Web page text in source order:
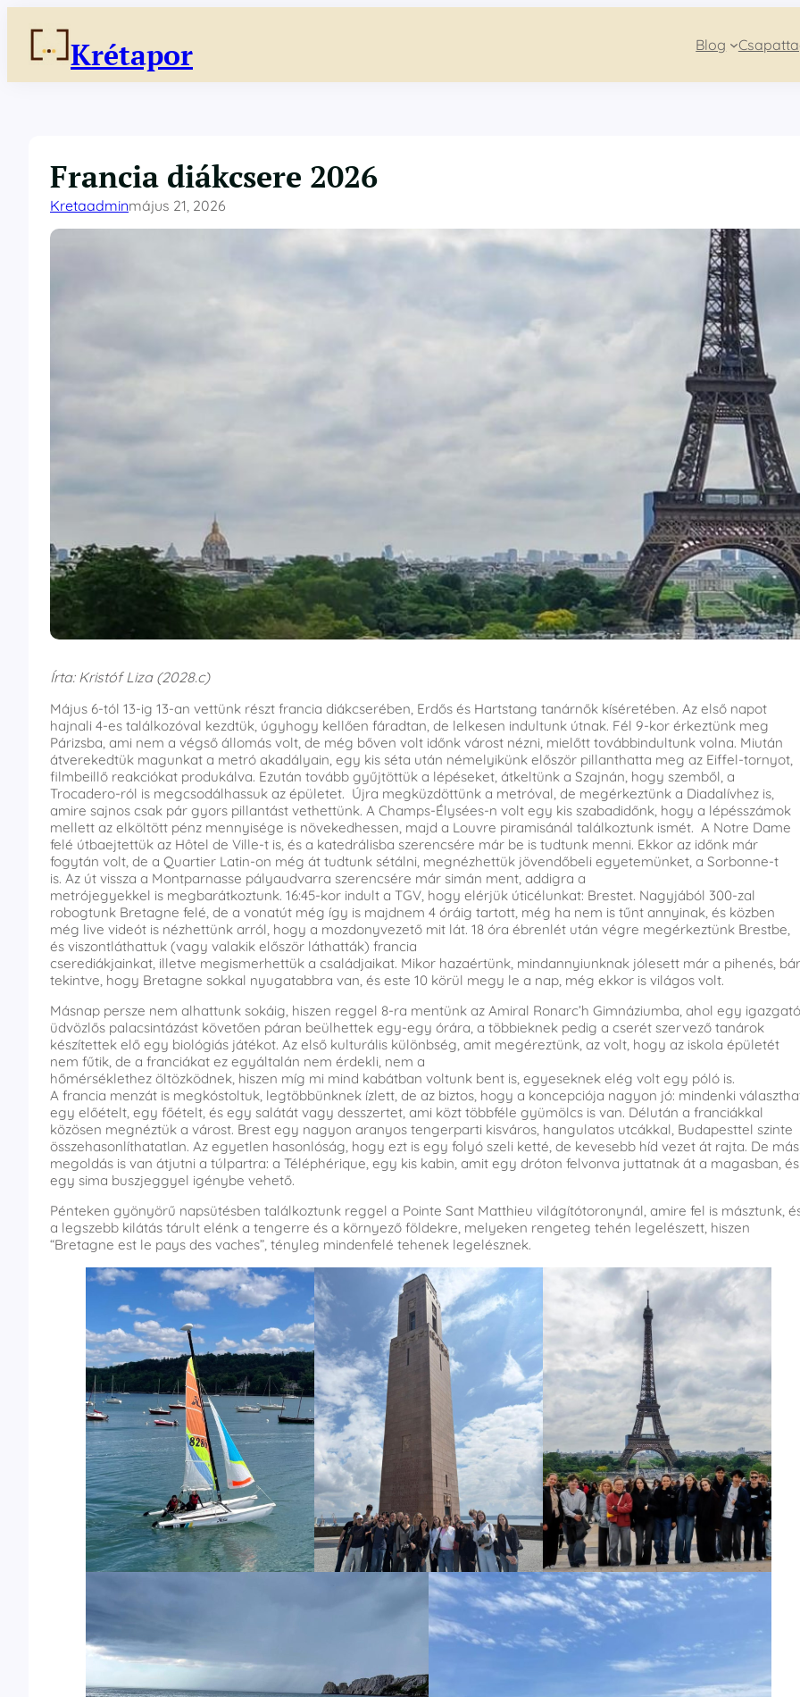
tartalomhozKrétapor Blog
Francia diákcsere 2026
Kretaadminmájus 21, 2026
Írta: Kristóf Liza (2028.c)
Május 6-tól 13-ig 13-an vettünk részt francia diákcserében, Erdős és Hartstang tanárnők kíséretében. Az első napot
hajnali 4-es találkozóval kezdtük, úgyhogy kellően fáradtan, de lelkesen indultunk útnak. Fél 9-kor érkeztünk meg
Párizsba, ami nem a végső állomás volt, de még bőven volt időnk várost nézni, mielőtt továbbindultunk volna. Miután
átverekedtük magunkat a metró akadályain, egy kis séta után némelyikünk először pillanthatta meg az Eiffel-tornyot,
filmbeillő reakciókat produkálva. Ezután tovább gyűjtöttük a lépéseket, átkeltünk a Szajnán, hogy szemből, a
Trocadero-ról is megcsodálhassuk az épületet. Újra megküzdöttünk a metróval, de megérkeztünk a Diadalívhez is,
amire sajnos csak pár gyors pillantást vethettünk. A Champs-Élysées-n volt egy kis szabadidőnk, hogy a lépésszámok
mellett az elköltött pénz mennyisége is növekedhessen, majd a Louvre piramisánál találkoztunk ismét. A Notre Dame
felé útbaejtettük az Hôtel de Ville-t is, és a katedrálisba szerencsére már be is tudtunk menni. Ekkor az időnk már
fogytán volt, de a Quartier Latin-on még át tudtunk sétálni, megnézhettük jövendőbeli egyetemünket, a Sorbonne-t
is. Az út vissza a Montparnasse pályaudvarra szerencsére már simán ment, addigra a
metrójegyekkel is megbarátkoztunk. 16:45-kor indult a TGV, hogy elérjük úticélunkat: Brestet. Nagyjából 300-zal
robogtunk Bretagne felé, de a vonatút még így is majdnem 4 óráig tartott, még ha nem is tűnt annyinak, és közben
még live videót is nézhettünk arról, hogy a mozdonyvezető mit lát. 18 óra ébrenlét után végre megérkeztünk Brestbe,
és viszontláthattuk (vagy valakik először láthatták) francia
cserediákjainkat, illetve megismerhettük a családjaikat. Mikor hazaértünk, mindannyiunknak jólesett már a pihenés, bár
tekintve, hogy Bretagne sokkal nyugatabbra van, és este 10 körül megy le a nap, még ekkor is világos volt.
Másnap persze nem alhattunk sokáig, hiszen reggel 8-ra mentünk az Amiral Ronarc’h Gimnáziumba, ahol egy
üdvözlős palacsintázást követően páran beülhettek egy-egy órára, a többieknek pedig a cserét szervező tanárok
készítettek elő egy biológiás játékot. Az első kulturális különbség, amit megéreztünk, az volt, hogy az iskola épületét
nem fűtik, de a franciákat ez egyáltalán nem érdekli, nem a
hőmérséklethez öltözködnek, hiszen míg mi mind kabátban voltunk bent is, egyeseknek elég volt egy póló is.
A francia menzát is megkóstoltuk, legtöbbünknek ízlett, de az biztos, hogy a koncepciója nagyon jó: mindenki
egy előételt, egy főételt, és egy salátát vagy desszertet, ami közt többféle gyümölcs is van. Délután a franciákkal
közösen megnéztük a várost. Brest egy nagyon aranyos tengerparti kisváros, hangulatos utcákkal, Budapesttel szinte
összehasonlíthatatlan. Az egyetlen hasonlóság, hogy ezt is egy folyó szeli ketté, de kevesebb híd vezet át rajta. De más
megoldás is van átjutni a túlpartra: a Téléphérique, egy kis kabin, amit egy dróton felvonva juttatnak át a magasban, és
egy sima buszjeggyel igénybe vehető.
Pénteken gyönyörű napsütésben találkoztunk reggel a Pointe Sant Matthieu világítótoronynál, amire fel is másztunk,
a legszebb kilátás tárult elénk a tengerre és a környező földekre, melyeken rengeteg tehén legelészett, hiszen
“Bretagne est le pays des vaches”, tényleg mindenfelé tehenek legelésznek.